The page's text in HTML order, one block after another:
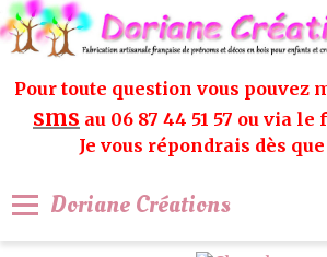
Pour toute question vous pouvez
sms au 06 87 44 51 57 ou via
Je vous répondrais dès
Doriane Créations